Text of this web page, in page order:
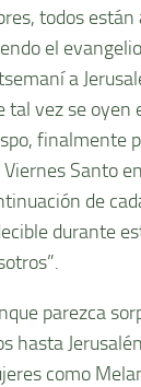
todos
el
a
tal vez se oyen
finalmente
Viernes Santo
de
durante
parezca
hasta
como